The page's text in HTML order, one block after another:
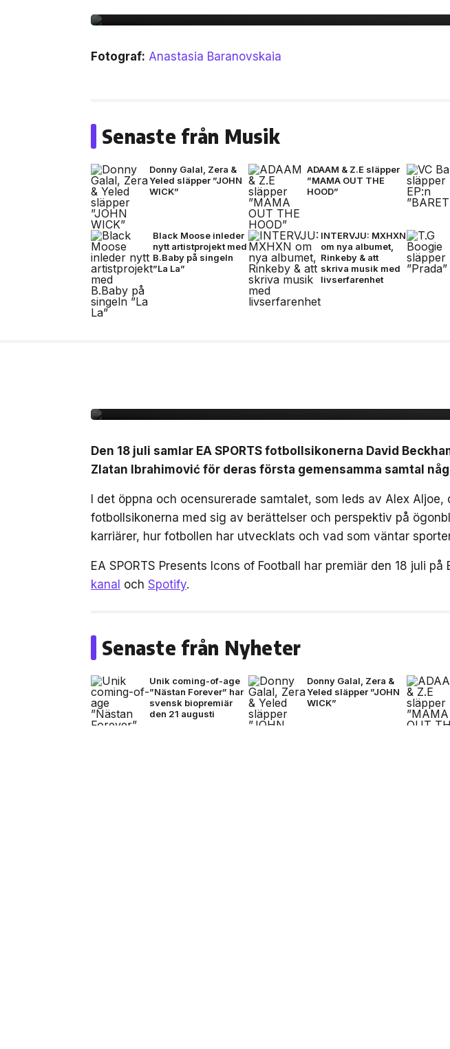
Fotograf: Anastasia Baranovskaia
Senaste från Musik
Donny Galal, Zera &
Yeled släpper ”JOHN
WICK”
ADAAM & Z.E släpper
”MAMA OUT THE
HOOD”
Black Moose inleder
nytt artistprojekt med
B.Baby på singeln
”La La”
INTERVJU: MXHXN
om nya albumet,
Rinkeby & att
skriva musik med
livserfarenhet
Den 18 juli samlar EA SPORTS fotbollsikonerna David
Zlatan Ibrahimović för deras första gemensamma samtal
I det öppna och ocensurerade samtalet, som leds av Alex Aljoe,
fotbollsikonerna med sig av berättelser och perspektiv på
karriärer, hur fotbollen har utvecklats och vad som väntar
EA SPORTS Presents Icons of Football har premiär den 18 juli på
kanal och Spotify.
Senaste från Nyheter
Unik coming-of-age
”Nästan Forever” har
svensk biopremiär
den 21 augusti
Donny Galal, Zera &
Yeled släpper ”JOHN
WICK”